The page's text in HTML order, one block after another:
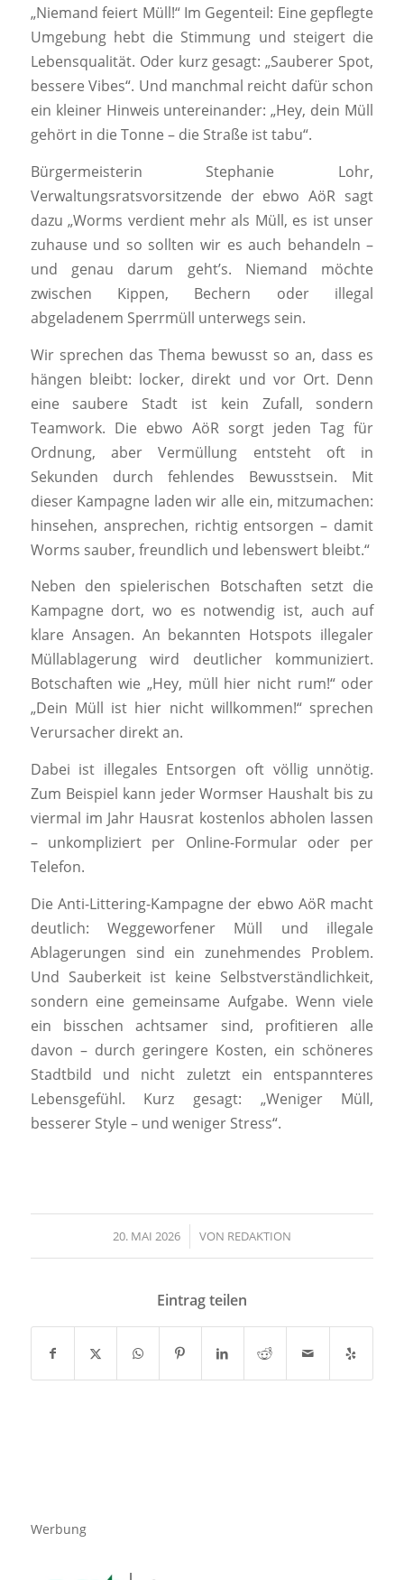
„Niemand feiert Müll!“ Im Gegenteil: Eine gepflegte
Umgebung hebt die Stimmung und steigert die
Lebensqualität. Oder kurz gesagt: „Sauberer Spot,
bessere Vibes“. Und manchmal reicht dafür schon
ein kleiner Hinweis untereinander: „Hey, dein Müll
gehört in die Tonne – die Straße ist tabu“.
Bürgermeisterin Stephanie Lohr,
Verwaltungsratsvorsitzende der ebwo AöR sagt
dazu „Worms verdient mehr als Müll, es ist unser
zuhause und so sollten wir es auch behandeln –
und genau darum geht’s. Niemand möchte
zwischen Kippen, Bechern oder illegal
abgeladenem Sperrmüll unterwegs sein.
Wir sprechen das Thema bewusst so an, dass es
hängen bleibt: locker, direkt und vor Ort. Denn
eine saubere Stadt ist kein Zufall, sondern
Teamwork. Die ebwo AöR sorgt jeden Tag für
Ordnung, aber Vermüllung entsteht oft in
Sekunden durch fehlendes Bewusstsein. Mit
dieser Kampagne laden wir alle ein, mitzumachen:
hinsehen, ansprechen, richtig entsorgen – damit
Worms sauber, freundlich und lebenswert bleibt.“
Neben den spielerischen Botschaften setzt die
Kampagne dort, wo es notwendig ist, auch auf
klare Ansagen. An bekannten Hotspots illegaler
Müllablagerung wird deutlicher kommuniziert.
Botschaften wie „Hey, müll hier nicht rum!“ oder
„Dein Müll ist hier nicht willkommen!“ sprechen
Verursacher direkt an.
Dabei ist illegales Entsorgen oft völlig unnötig.
Zum Beispiel kann jeder Wormser Haushalt bis zu
viermal im Jahr Hausrat kostenlos abholen lassen
– unkompliziert per Online-Formular oder per
Telefon.
Die Anti-Littering-Kampagne der ebwo AöR macht
deutlich: Weggeworfener Müll und illegale
Ablagerungen sind ein zunehmendes Problem.
Und Sauberkeit ist keine Selbstverständlichkeit,
sondern eine gemeinsame Aufgabe. Wenn viele
ein bisschen achtsamer sind, profitieren alle
davon – durch geringere Kosten, ein schöneres
Stadtbild und nicht zuletzt ein entspannteres
Lebensgefühl. Kurz gesagt: „Weniger Müll,
besserer Style – und weniger Stress“.
20. MAI 2026
/ VON REDAKTION
Eintrag teilen
Werbung